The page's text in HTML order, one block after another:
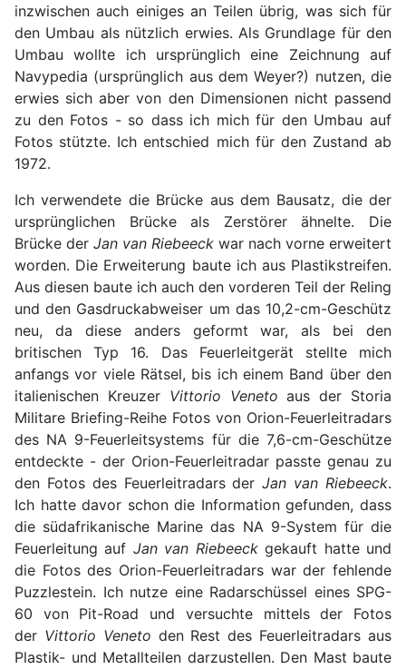
inzwischen auch einiges an Teilen übrig, was sich für
den Umbau als nützlich erwies. Als Grundlage für den
Umbau wollte ich ursprünglich eine Zeichnung auf
Navypedia (ursprünglich aus dem Weyer?) nutzen, die
erwies sich aber von den Dimensionen nicht passend
zu den Fotos - so dass ich mich für den Umbau auf
Fotos stützte. Ich entschied mich für den Zustand ab
1972.
Ich verwendete die Brücke aus dem Bausatz, die der
ursprünglichen Brücke als Zerstörer ähnelte. Die
Brücke der Jan van Riebeeck war nach vorne erweitert
worden. Die Erweiterung baute ich aus Plastikstreifen.
Aus diesen baute ich auch den vorderen Teil der Reling
und den Gasdruckabweiser um das 10,2-cm-Geschütz
neu, da diese anders geformt war, als bei den
britischen Typ 16. Das Feuerleitgerät stellte mich
anfangs vor viele Rätsel, bis ich einem Band über den
italienischen Kreuzer Vittorio Veneto aus der Storia
Militare Briefing-Reihe Fotos von Orion-Feuerleitradars
des NA 9-Feuerleitsystems für die 7,6-cm-Geschütze
entdeckte - der Orion-Feuerleitradar passte genau zu
den Fotos des Feuerleitradars derJan van Riebeeck.
Ich hatte davor schon die Information gefunden, dass
die südafrikanische Marine das NA 9-System für die
Feuerleitung auf Jan van Riebeeckgekauft hatte und
die Fotos des Orion-Feuerleitradars war der fehlende
Puzzlestein. Ich nutze eine Radarschüssel eines SPG-
60 von Pit-Road und versuchte mittels der Fotos
der Vittorio Veneto den Rest des Feuerleitradars aus
Plastik- und Metallteilen darzustellen. Den Mast baute